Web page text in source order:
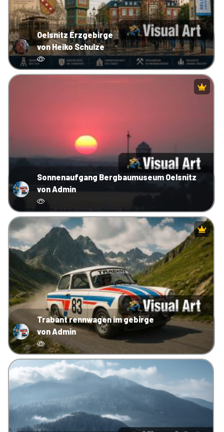
Oelsnitz Erzgebirge
von Heiko Schulze
Sonnenaufgang Bergbaumuseum Oelsnitz
von Admin
Trabant rennwagen im gebirge
von Admin